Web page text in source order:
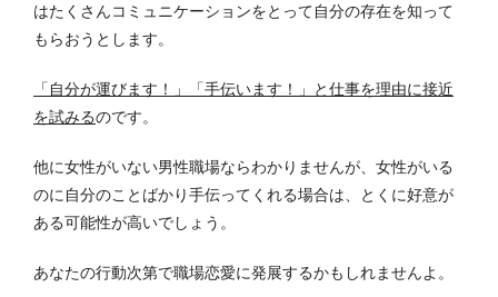
はたくさんコミュニケーションをとって自分の存在を知って
もらおうとします。
「自分が運びます！」「手伝います！」と仕事を理由に接近
を試みるのです。
他に女性がいない男性職場ならわかりませんが、女性がいる
のに自分のことばかり手伝ってくれる場合は、とくに好意が
ある可能性が高いでしょう。
あなたの行動次第で職場恋愛に発展するかもしれませんよ。